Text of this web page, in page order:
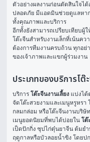
ตัวอย่างผลงานก่อนตัดสินใจได้
ปลอดภัย มีแอดมินช่วยดูแลหา
ทั้งคุณภาพและบริการ
อีกทั้งยังสามารถเปรียบเทียบผู้
โต๊ะจีนสำหรับงานเล็กที่เน้นคว
ต้องการทีมงานครบถ้วน ทุกอย่
ของเจ้าภาพและแขกผู้ร่วมงาน
ประเภทของบริการโ
บริการ โต๊ะจีนงานเลี้ยง แบ่งได้
จัดโต๊ะสวยงามและเมนูหรูหร
กลมกล่อม หรือโต๊ะจีนงานบริษั
เมนูยอดนิยมที่พบได้บ่อยใน โต๊
เป็ดปักกิ่ง ซุปไก่ตุ๋นยาจีน ต้มย
ฤดูกาลหรือบัวลอยน้ำขิง โดยป